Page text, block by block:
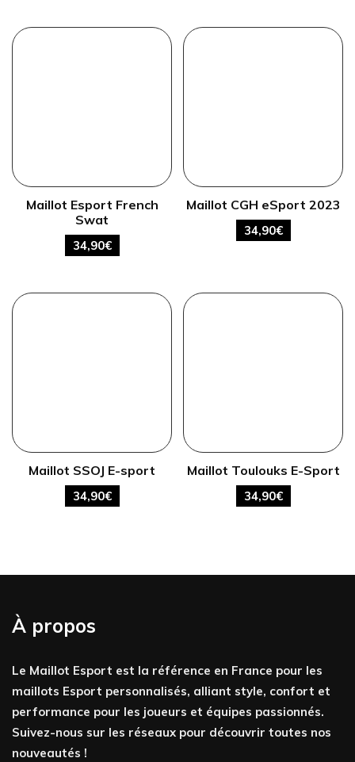
Maillot Esport French
Swat
34,90€
Maillot CGH eSport 2023
34,90€
Maillot SSOJ E-sport
34,90€
Maillot Toulouks E-Sport
34,90€
À propos
Le Maillot Esport est la référence en France pour les
maillots Esport personnalisés, alliant style, confort et
performance pour les joueurs et équipes passionnés.
Suivez-nous sur les réseaux pour découvrir toutes nos
nouveautés !